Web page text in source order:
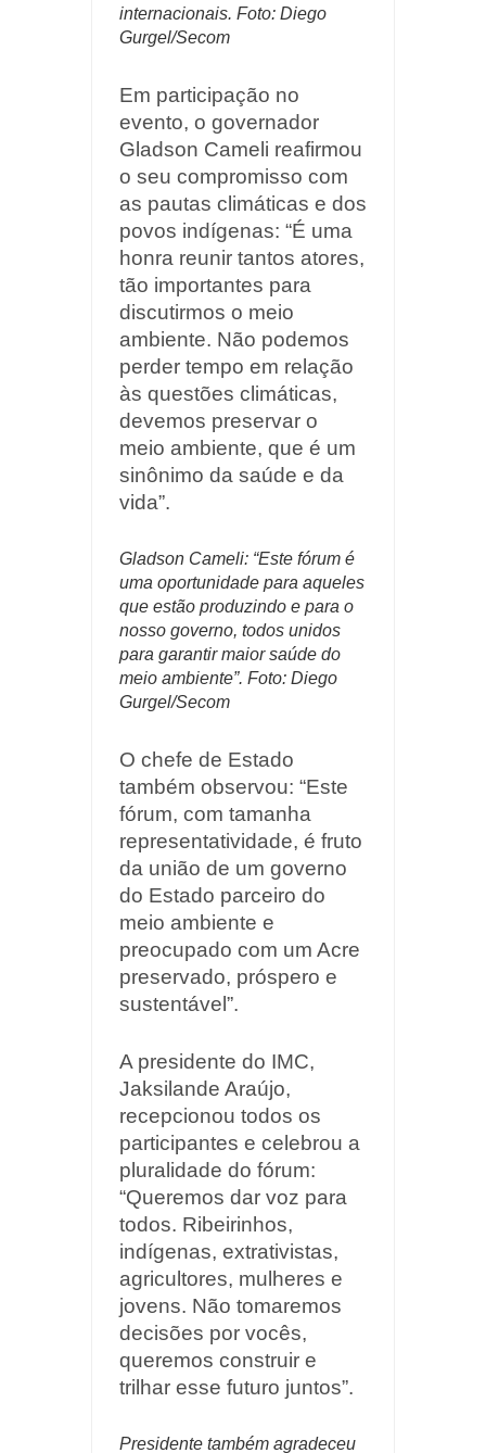
internacionais. Foto: Diego
Gurgel/Secom
Em participação no
evento, o governador
Gladson Cameli reafirmou
o seu compromisso com
as pautas climáticas e dos
povos indígenas: “É uma
honra reunir tantos atores,
tão importantes para
discutirmos o meio
ambiente. Não podemos
perder tempo em relação
às questões climáticas,
devemos preservar o
meio ambiente, que é um
sinônimo da saúde e da
vida”.
Gladson Cameli: “Este fórum é
uma oportunidade para aqueles
que estão produzindo e para o
nosso governo, todos unidos
para garantir maior saúde do
meio ambiente”. Foto: Diego
Gurgel/Secom
O chefe de Estado
também observou: “Este
fórum, com tamanha
representatividade, é fruto
da união de um governo
do Estado parceiro do
meio ambiente e
preocupado com um Acre
preservado, próspero e
sustentável”.
A presidente do IMC,
Jaksilande Araújo,
recepcionou todos os
participantes e celebrou a
pluralidade do fórum:
“Queremos dar voz para
todos. Ribeirinhos,
indígenas, extrativistas,
agricultores, mulheres e
jovens. Não tomaremos
decisões por vocês,
queremos construir e
trilhar esse futuro juntos”.
Presidente também agradeceu